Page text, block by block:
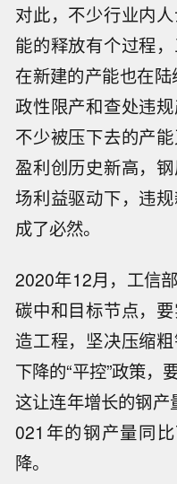
对此，不少行业内
能的释放有个过程
在新建的产能也在
政性限产和查处违
不少被压下去的产
盈利创历史新高，
场利益驱动下，违
成了必然。
2020年12月，工信
碳中和目标节点，
造工程，坚决压缩
下降的“平控”政策，
这让连年增长的钢
021年的钢产量同
降。